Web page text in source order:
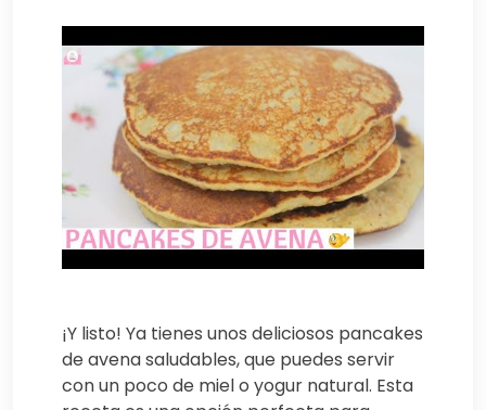
¡Y listo! Ya tienes unos deliciosos pancakes
de avena saludables, que puedes servir
con un poco de miel o yogur natural. Esta